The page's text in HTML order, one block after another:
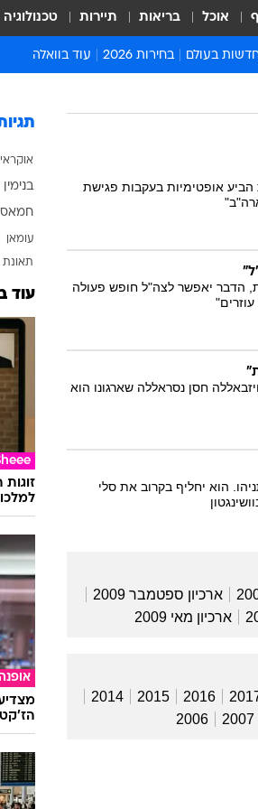
אוכל בריאות תיירות טכנולוגיה
בעולם בחירות 2026 עוד בוואלה
סרי ושלזינגר
מדע וסביבה
ארכיון מדורים
לוח חופשות וחגים
חדשות המשפט
אופטימיות בעקבות פגישת
הדבר יאפשר לצה"ל חופש פעולה
חסן נסראללה שארגונו הוא
הוא יחליף בקרוב את סלי
ארכיון ספטמבר 2009
ארכיון מאי 2009
2016
2015
2014
2007
2006
בנימין
חמאס
עומאן
תאונת
עוד
אופנה